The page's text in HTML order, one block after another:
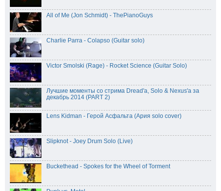
All of Me (Jon Schmidt) - ThePianoGuys
Charlie Parra - Colapso (Guitar solo)
Victor Smolski (Rage) - Rocket Science (Guitar Solo)
Лучшие моменты со стрима Dread'а, Solo & Nexus'a за
декабрь 2014 (PART 2)
Lens Kidman - Герой Асфальта (Ария solo cover)
Slipknot - Joey Drum Solo (Live)
Buckethead - Spokes for the Wheel of Torment